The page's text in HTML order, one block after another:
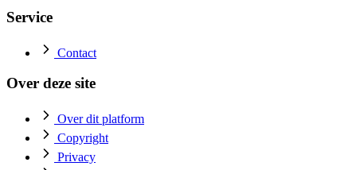
Service
Contact
Over deze site
Over dit platform
Copyright
Privacy